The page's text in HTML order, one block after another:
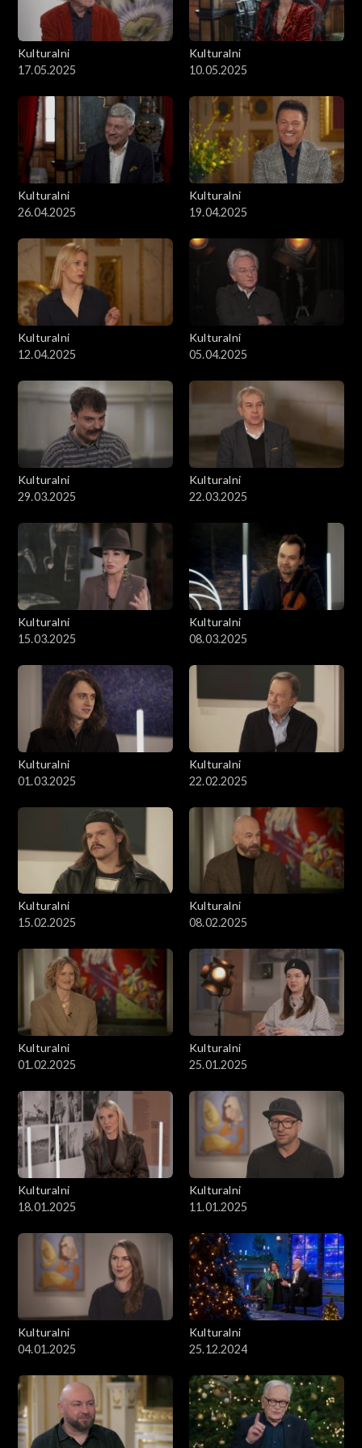
Kulturalni
17.05.2025
Kulturalni
10.05.2025
Kulturalni
26.04.2025
Kulturalni
19.04.2025
Kulturalni
12.04.2025
Kulturalni
05.04.2025
Kulturalni
29.03.2025
Kulturalni
22.03.2025
Kulturalni
15.03.2025
Kulturalni
08.03.2025
Kulturalni
01.03.2025
Kulturalni
22.02.2025
Kulturalni
15.02.2025
Kulturalni
08.02.2025
Kulturalni
01.02.2025
Kulturalni
25.01.2025
Kulturalni
18.01.2025
Kulturalni
11.01.2025
Kulturalni
04.01.2025
Kulturalni
25.12.2024